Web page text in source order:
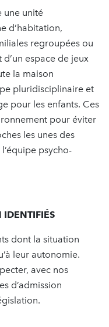
une unité
d’habitation,
regroupées ou
espace de jeux
la maison
pluridisciplinaire et
pour les enfants. Ces
pour éviter
les unes des
psycho-
IDENTIFIÉS
dont la situation
leur autonomie.
avec nos
d’admission